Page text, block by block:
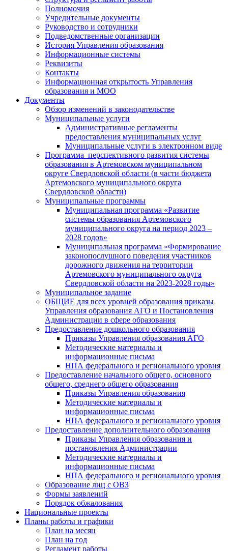
Полномочия
Учредительные документы
Руководство и сотрудники
Подведомственные организации
История Управления образования
Информационные системы
Реквизиты
Контакты
Информационная открытость Управления
образования и МОО
Документы
Обзор изменений в законодательстве
Муниципальные услуги
Административные регламенты
предоставления муниципальных услуг
Муниципальные услуги в электронном виде
Программа перспективного развития системы
образования в Артемовском муниципальном
округе Свердловской области (в части бюджета
Артемовского муниципального округа
Свердловской области)
Муниципальные программы
Муниципальная программа «Развитие
системы образования Артемовского
муниципального округа на период 2023 –
2028 годов»
Муниципальная программа «Формирование
законопослушного поведения участников
дорожного движения на территории
Артемовского муниципального округа
Свердловской области на 2023-2028 годы»
Муниципальное задание
ОБЩИЕ для всех уровней образования приказы
Управления образования АГО и Постановления
Администрации в сфере образования
Предоставление дошкольного образования
Приказы Управления образования АГО
Методические материалы и
информационные письма
НПА федерального и регионального уровня
Предоставление начального общего, основного
общего, среднего общего образования
Приказы Управления образования
Методические материалы и
информационные письма
НПА федерального и регионального уровня
Предоставление дополнительного образования
Приказы Управления образования и
постановления Администрации
Методические материалы и
информационные письма
НПА федерального и регионального уровня
Образование лиц с ОВЗ
Формы заявлений
Порядок обжалования
Национальные проекты
Планы работы и графики
План на месяц
План на год
Регламент работы